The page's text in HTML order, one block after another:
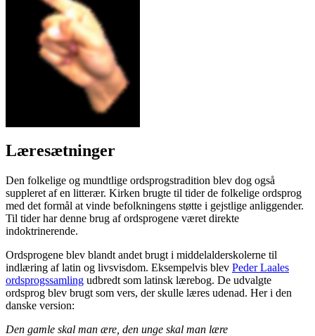
Læresætninger
Den folkelige og mundtlige ordsprogstradition blev dog også
suppleret af en litterær. Kirken brugte til tider de folkelige ordsprog
med det formål at vinde befolkningens støtte i gejstlige anliggender.
Til tider har denne brug af ordsprogene været direkte
indoktrinerende.
Ordsprogene blev blandt andet brugt i middelalderskolerne til
indlæring af latin og livsvisdom. Eksempelvis blev Peder Laales
ordsprogssamling udbredt som latinsk lærebog. De udvalgte
ordsprog blev brugt som vers, der skulle læres udenad. Her i den
danske version:
Den gamle skal man ære, den unge skal man lære